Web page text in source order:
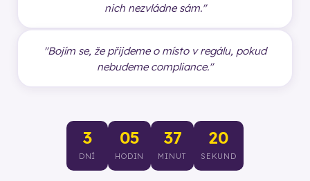
nich nezvládne sám."
"Bojím se, že přijdeme o místo v regálu, pokud
nebudeme compliance."
3
DNÍ
05
HODIN
37
MINUT
19
SEKUND